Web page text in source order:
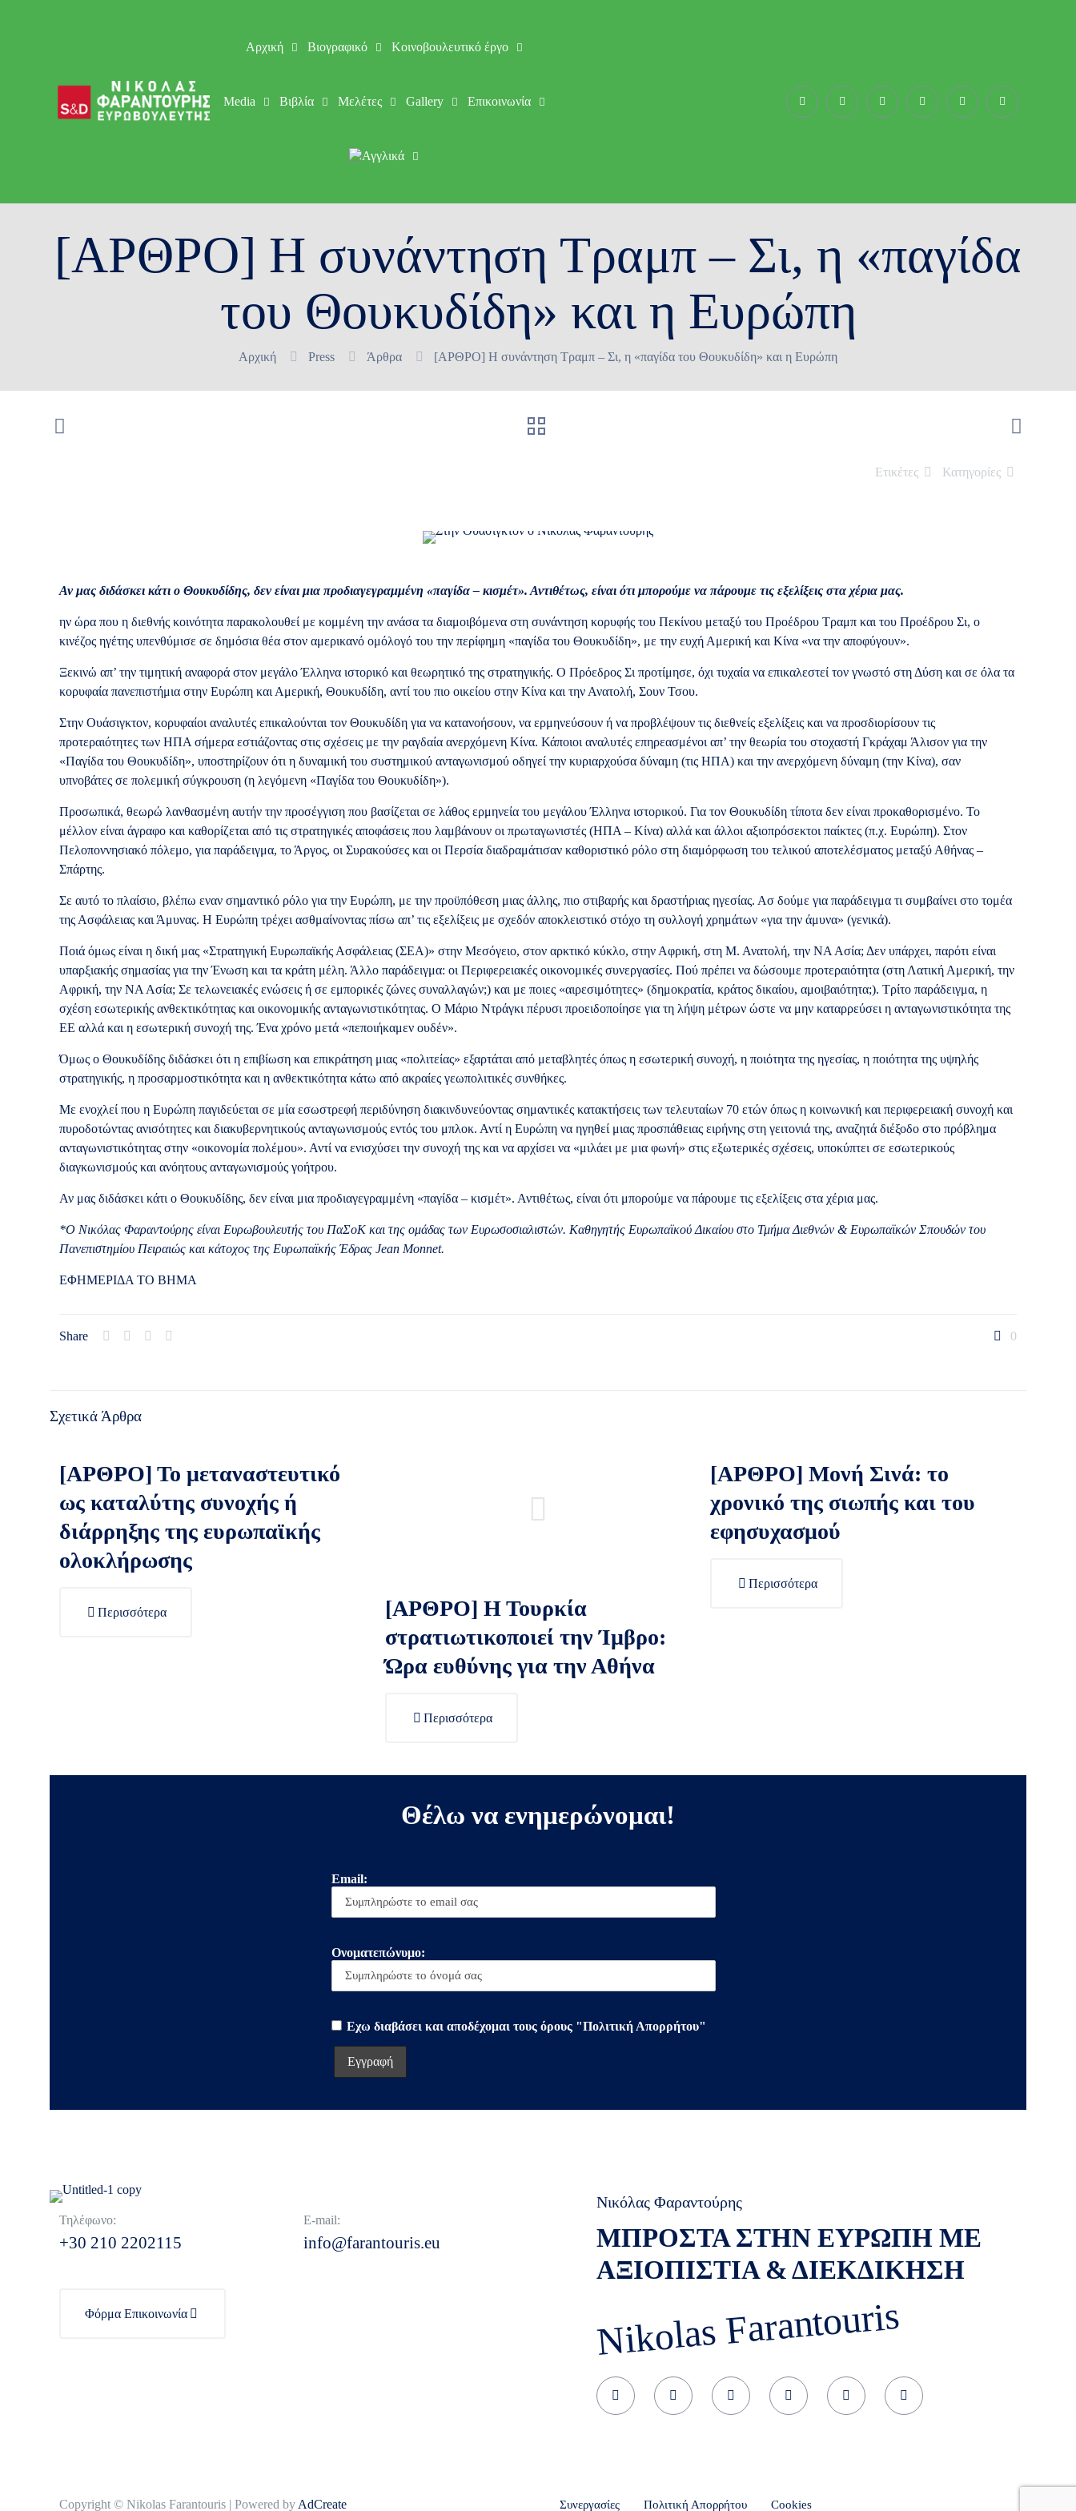
Αρχική Βιογραφικό Κοινοβουλευτικό έργο
Media Βιβλία Μελέτες Gallery Επικοινωνία
[ΑΡΘΡΟ] Η συνάντηση Τραμπ – Σι, η «παγίδα
του Θουκυδίδη» και η Ευρώπη
Αρχική Press Άρθρα [ΑΡΘΡΟ] Η συνάντηση Τραμπ – Σι, η «παγίδα του Θουκυδίδη» και η Ευρώπη
Κατηγορίες
Ετικέτες
Αν μας διδάσκει κάτι ο Θουκυδίδης, δεν είναι μια προδιαγεγραμμένη «παγίδα – κισμέτ». Αντιθέτως, είναι ότι μπορούμε να πάρουμε τις εξελίξεις στα χέρια μας.
ην ώρα που η διεθνής κοινότητα παρακολουθεί με κομμένη την ανάσα τα διαμοιβόμενα στη συνάντηση κορυφής του Πεκίνου μεταξύ του Προέδρου Τραμπ και του Προέδρου Σι, ο
κινέζος ηγέτης υπενθύμισε σε δημόσια θέα στον αμερικανό ομόλογό του την περίφημη «παγίδα του Θουκυδίδη», με την ευχή Αμερική και Κίνα «να την αποφύγουν».
Ξεκινώ απ’ την τιμητική αναφορά στον μεγάλο Έλληνα ιστορικό και θεωρητικό της στρατηγικής. Ο Πρόεδρος Σι προτίμησε, όχι τυχαία να επικαλεστεί τον γνωστό στη Δύση και σε όλα τα
κορυφαία πανεπιστήμια στην Ευρώπη και Αμερική, Θουκυδίδη, αντί του πιο οικείου στην Κίνα και την Ανατολή, Σουν Τσου.
Στην Ουάσιγκτον, κορυφαίοι αναλυτές επικαλούνται τον Θουκυδίδη για να κατανοήσουν, να ερμηνεύσουν ή να προβλέψουν τις διεθνείς εξελίξεις και να προσδιορίσουν τις
προτεραιότητες των ΗΠΑ σήμερα εστιάζοντας στις σχέσεις με την ραγδαία ανερχόμενη Κίνα. Κάποιοι αναλυτές επηρεασμένοι απ’ την θεωρία του στοχαστή Γκράχαμ Άλισον για την
«Παγίδα του Θουκυδίδη», υποστηρίζουν ότι η δυναμική του συστημικού ανταγωνισμού οδηγεί την κυριαρχούσα δύναμη (τις ΗΠΑ) και την ανερχόμενη δύναμη (την Κίνα), σαν
υπνοβάτες σε πολεμική σύγκρουση (η λεγόμενη «Παγίδα του Θουκυδίδη»).
Προσωπικά, θεωρώ λανθασμένη αυτήν την προσέγγιση που βασίζεται σε λάθος ερμηνεία του μεγάλου Έλληνα ιστορικού. Για τον Θουκυδίδη τίποτα δεν είναι προκαθορισμένο. Το
μέλλον είναι άγραφο και καθορίζεται από τις στρατηγικές αποφάσεις που λαμβάνουν οι πρωταγωνιστές (ΗΠΑ – Κίνα) αλλά και άλλοι αξιοπρόσεκτοι παίκτες (π.χ. Ευρώπη). Στον
Πελοποννησιακό πόλεμο, για παράδειγμα, το Άργος, οι Συρακούσες και οι Περσία διαδραμάτισαν καθοριστικό ρόλο στη διαμόρφωση του τελικού αποτελέσματος μεταξύ Αθήνας –
Σπάρτης.
Σε αυτό το πλαίσιο, βλέπω εναν σημαντικό ρόλο για την Ευρώπη, με την προϋπόθεση μιας άλλης, πιο στιβαρής και δραστήριας ηγεσίας. Ασ δούμε για παράδειγμα τι συμβαίνει στο τομέα
της Ασφάλειας και Άμυνας. Η Ευρώπη τρέχει ασθμαίνοντας πίσω απ’ τις εξελίξεις με σχεδόν αποκλειστικό στόχο τη συλλογή χρημάτων «για την άμυνα» (γενικά).
Ποιά όμως είναι η δική μας «Στρατηγική Ευρωπαϊκής Ασφάλειας (ΣΕΑ)» στην Μεσόγειο, στον αρκτικό κύκλο, στην Αφρική, στη Μ. Ανατολή, την ΝΑ Ασία; Δεν υπάρχει, παρότι είναι
υπαρξιακής σημασίας για την Ένωση και τα κράτη μέλη. Άλλο παράδειγμα: οι Περιφερειακές οικονομικές συνεργασίες. Πού πρέπει να δώσουμε προτεραιότητα (στη Λατική Αμερική, την
Αφρική, την ΝΑ Ασία; Σε τελωνειακές ενώσεις ή σε εμπορικές ζώνες συναλλαγών;) και με ποιες «αιρεσιμότητες» (δημοκρατία, κράτος δικαίου, αμοιβαιότητα;). Τρίτο παράδειγμα, η
σχέση εσωτερικής ανθεκτικότητας και οικονομικής ανταγωνιστικότητας. Ο Μάριο Ντράγκι πέρυσι προειδοποίησε για τη λήψη μέτρων ώστε να μην καταρρεύσει η ανταγωνιστικότητα της
ΕΕ αλλά και η εσωτερική συνοχή της. Ένα χρόνο μετά «πεποιήκαμεν ουδέν».
Όμως ο Θουκυδίδης διδάσκει ότι η επιβίωση και επικράτηση μιας «πολιτείας» εξαρτάται από μεταβλητές όπως η εσωτερική συνοχή, η ποιότητα της ηγεσίας, η ποιότητα της υψηλής
στρατηγικής, η προσαρμοστικότητα και η ανθεκτικότητα κάτω από ακραίες γεωπολιτικές συνθήκες.
Με ενοχλεί που η Ευρώπη παγιδεύεται σε μία εσωστρεφή περιδύνηση διακινδυνεύοντας σημαντικές κατακτήσεις των τελευταίων 70 ετών όπως η κοινωνική και περιφερειακή συνοχή και
πυροδοτώντας ανισότητες και διακυβερνητικούς ανταγωνισμούς εντός του μπλοκ. Αντί η Ευρώπη να ηγηθεί μιας προσπάθειας ειρήνης στη γειτονιά της, αναζητά διέξοδο στο πρόβλημα
ανταγωνιστικότητας στην «οικονομία πολέμου». Αντί να ενισχύσει την συνοχή της και να αρχίσει να «μιλάει με μια φωνή» στις εξωτερικές σχέσεις, υποκύπτει σε εσωτερικούς
διαγκωνισμούς και ανόητους ανταγωνισμούς γοήτρου.
Αν μας διδάσκει κάτι ο Θουκυδίδης, δεν είναι μια προδιαγεγραμμένη «παγίδα – κισμέτ». Αντιθέτως, είναι ότι μπορούμε να πάρουμε τις εξελίξεις στα χέρια μας.
*Ο Νικόλας Φαραντούρης είναι Ευρωβουλευτής του ΠαΣοΚ και της ομάδας των Ευρωσοσιαλιστών. Καθηγητής Ευρωπαϊκού Δικαίου στο Τμήμα Διεθνών & Ευρωπαϊκών Σπουδών του
Πανεπιστημίου Πειραιώς και κάτοχος της Ευρωπαϊκής Έδρας Jean Monnet.
ΕΦΗΜΕΡΙΔΑ ΤΟ ΒΗΜΑ
Share 0
Σχετικά Άρθρα
[ΑΡΘΡΟ] Το μεταναστευτικό
ως καταλύτης συνοχής ή
διάρρηξης της ευρωπαϊκής
ολοκλήρωσης
Περισσότερα
[ΑΡΘΡΟ] Η Τουρκία
στρατιωτικοποιεί την Ίμβρο:
Ώρα ευθύνης για την Αθήνα
Περισσότερα
[ΑΡΘΡΟ] Μονή Σινά: το
χρονικό της σιωπής και του
εφησυχασμού
Περισσότερα
Θέλω να ενημερώνομαι!
Email:
Ονοματεπώνυμο:
Εχω διαβάσει και αποδέχομαι τους όρους "Πολιτική Απορρήτου"
Τηλέφωνο:
+30 210 2202115
E-mail:
info@farantouris.eu
Φόρμα Επικοινωνία
Νικόλας Φαραντούρης
ΜΠΡΟΣΤΑ ΣΤΗΝ ΕΥΡΩΠΗ ΜΕ
ΑΞΙΟΠΙΣΤΙΑ & ΔΙΕΚΔΙΚΗΣΗ
Nikolas Farantouris
Copyright © Nikolas Farantouris | Powered by AdCreate Συνεργασίες Πολιτική Απορρήτου Cookies